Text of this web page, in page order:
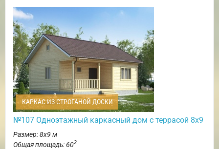
КАРКАС ИЗ СТРОГАНОЙ ДОСКИ
№107 Одноэтажный каркасный дом с террасой 8х9
Размер: 8х9 м
Общая площадь: 602